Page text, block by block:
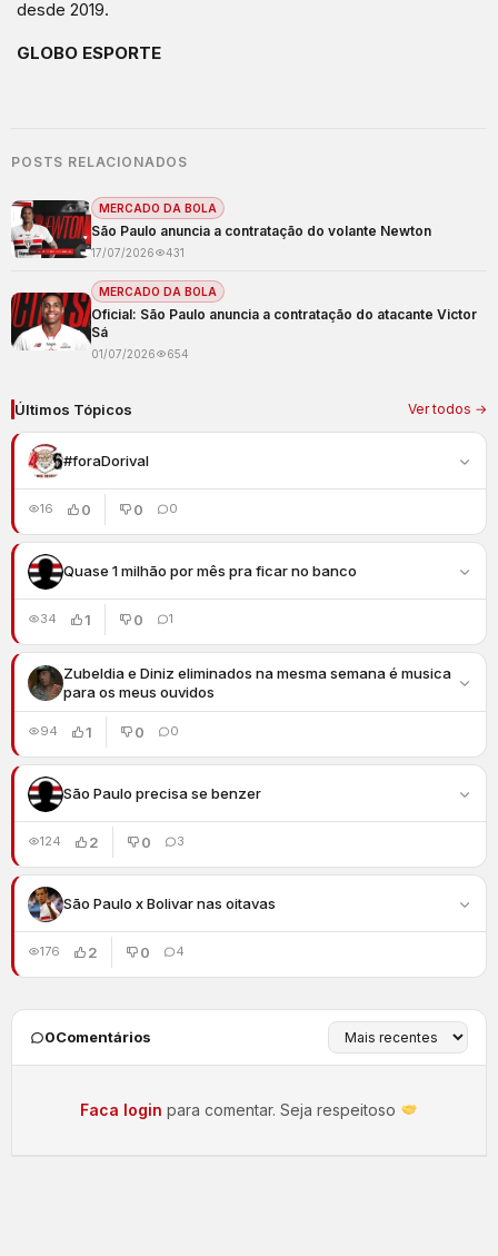
desde 2019.
GLOBO ESPORTE
POSTS RELACIONADOS
MERCADO DA BOLA
São Paulo anuncia a contratação do volante Newton
17/07/2026 431
MERCADO DA BOLA
Oficial: São Paulo anuncia a contratação do atacante Victor
Sá
01/07/2026 654
Últimos Tópicos Ver todos →
#foraDorival
16 0 0 0
Quase 1 milhão por mês pra ficar no banco
34 1 0 1
Zubeldia e Diniz eliminados na mesma semana é musica
para os meus ouvidos
94 1 0 0
São Paulo precisa se benzer
124 2 0 3
São Paulo x Bolivar nas oitavas
176 2 0 4
0Comentários
Faca login para comentar. Seja respeitoso